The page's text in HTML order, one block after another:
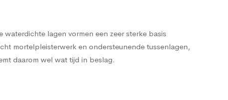
lagen vormen een zeer sterke basis
mortelpleisterwerk en ondersteunende tussenlagen,
daarom wel wat tijd in beslag.